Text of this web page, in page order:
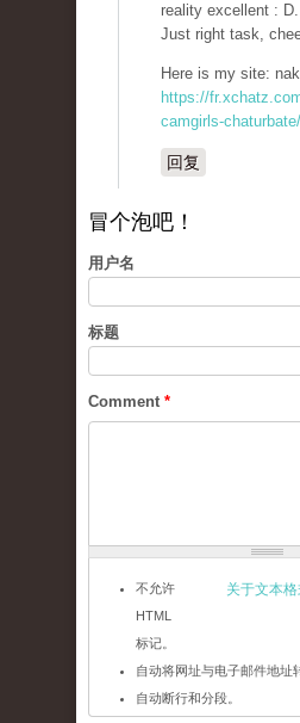
reality excellent : D.
Just right task,
Here is my site:
https://
camgirls-chaturbate/
回复
冒个泡吧！
用户名
标题
Comment *
关于文本
不允许
HTML
标记。
自动将网址与电子邮件地址
自动断行和分段。